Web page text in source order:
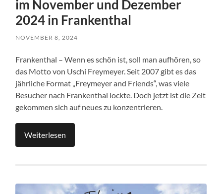
im November und Dezember
2024 in Frankenthal
NOVEMBER 8, 2024
Frankenthal – Wenn es schön ist, soll man aufhören, so
das Motto von Uschi Freymeyer. Seit 2007 gibt es das
jährliche Format „Freymeyer and Friends“, was viele
Besucher nach Frankenthal lockte. Doch jetzt ist die Zeit
gekommen sich auf neues zu konzentrieren.
Weiterlesen